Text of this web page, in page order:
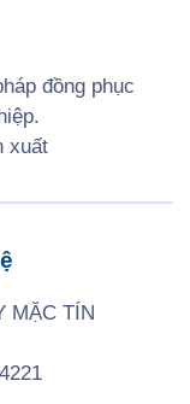
đồng phục
xuất
MẶC TÍN